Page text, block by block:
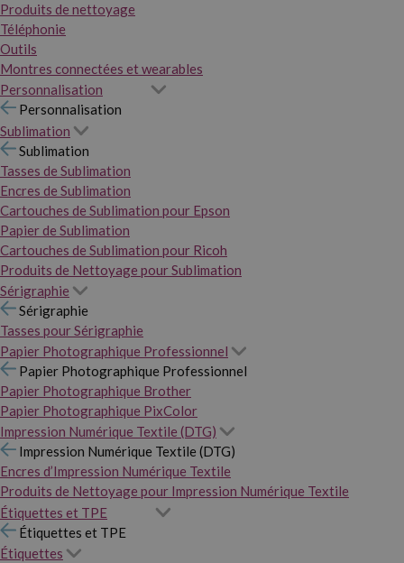
Produits de nettoyage
Téléphonie
Outils
Montres connectées et wearables
Personnalisation
Personnalisation
Sublimation
Sublimation
Tasses de Sublimation
Encres de Sublimation
Cartouches de Sublimation pour Epson
Papier de Sublimation
Cartouches de Sublimation pour Ricoh
Produits de Nettoyage pour Sublimation
Sérigraphie
Sérigraphie
Tasses pour Sérigraphie
Papier Photographique Professionnel
Papier Photographique Professionnel
Papier Photographique Brother
Papier Photographique PixColor
Impression Numérique Textile (DTG)
Impression Numérique Textile (DTG)
Encres d’Impression Numérique Textile
Produits de Nettoyage pour Impression Numérique Textile
Étiquettes et TPE
Étiquettes et TPE
Étiquettes